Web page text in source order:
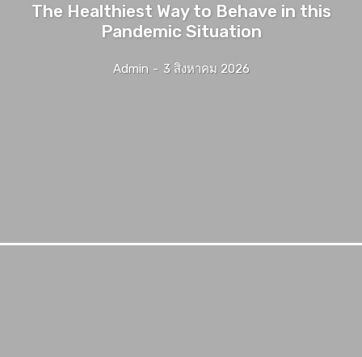
The Healthiest Way to Behave in this
Pandemic Situation
Admin - 3 สิงหาคม 2026